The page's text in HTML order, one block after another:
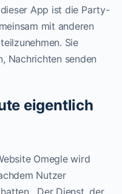
App ist die Party-
mit anderen
Sie
Nachrichten senden
eigentlich
Omegle wird
Nutzer
. Der Dienst, der